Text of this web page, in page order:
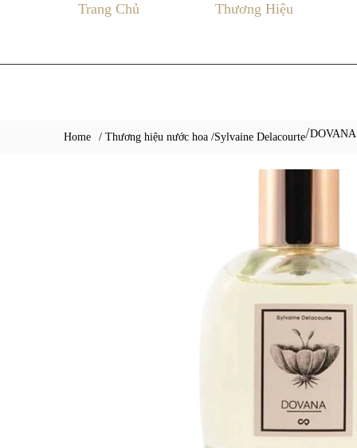
Trang Chủ Thương Hiệu
Home / Thương hiệu nước hoa /Sylvaine Delacourte/DOVANA